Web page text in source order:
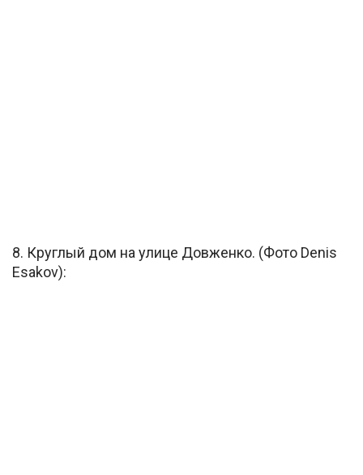
8. Круглый дом на улице Довженко. (Фото Denis
Esakov):